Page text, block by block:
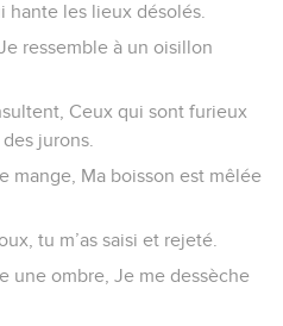
hante les lieux désolés.
ressemble à un oisillon
Ceux qui sont furieux
jurons.
mange, Ma boisson est mêlée
tu m’as saisi et rejeté.
une ombre, Je me dessèche